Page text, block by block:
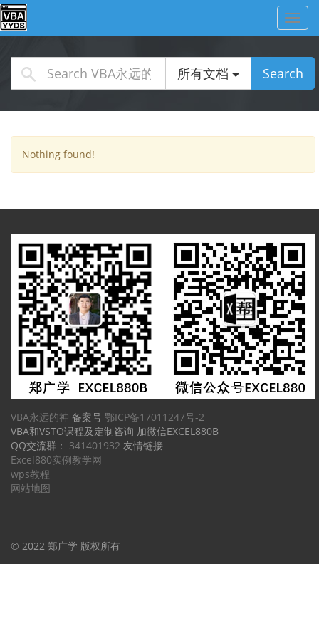
所有文档 Search
Nothing found!
VBA永远的神 备案号 鄂ICP备17011247号-2
VBA和VSTO课程及定制咨询 加微信EXCEL880B
QQ交流群： 341401932 友情链接
Excel880实例教学网
wps教程
网站地图
© 2022 郑广学 版权所有